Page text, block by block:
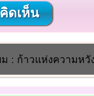
ดเห็น
: ก้าวแห่งความหวั